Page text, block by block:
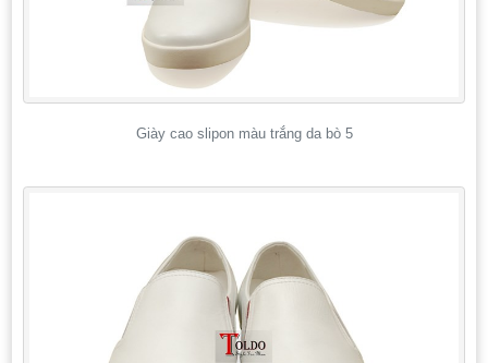
Giày cao slipon màu trắng da bò 5